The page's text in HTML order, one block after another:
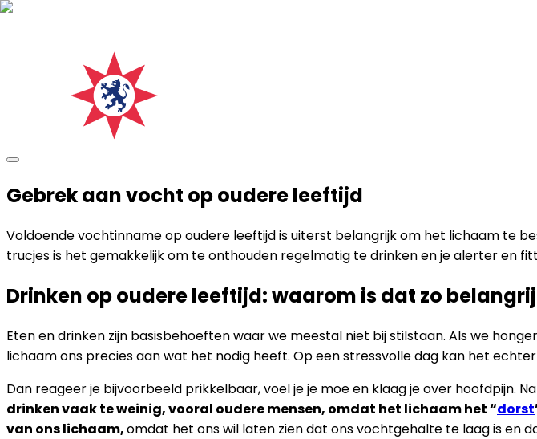
Gebrek aan vocht op oudere leeftijd
Voldoende vochtinname op oudere leeftijd is uiterst belangrijk om het lichaam te
trucjes is het gemakkelijk om te onthouden regelmatig te drinken en je alerter en
Drinken op oudere leeftijd: waarom is dat zo
Eten en drinken zijn basisbehoeften waar we meestal niet bij stilstaan. Als we
lichaam ons precies aan wat het nodig heeft. Op een stressvolle dag kan het
Dan reageer je bijvoorbeeld prikkelbaar, voel je je moe en klaag je over hoofdpijn.
drinken vaak te weinig, vooral oudere mensen, omdat het lichaam het “dorst
van ons lichaam,omdat het ons wil laten zien dat ons vochtgehalte te laag is en